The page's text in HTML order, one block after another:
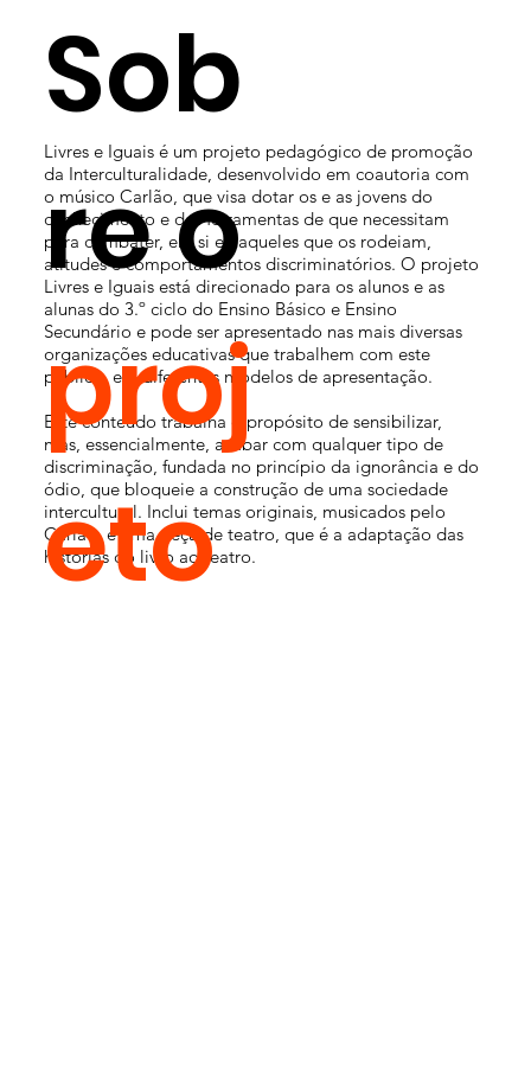
Livres e Iguais é um projeto pedagógico de promoção
da Interculturalidade, desenvolvido em coautoria com
o músico Carlão, que visa dotar os e as jovens do
conhecimento e das ferramentas de que necessitam
para combater, em si e naqueles que os rodeiam,
atitudes e comportamentos discriminatórios. O projeto
Livres e Iguais está direcionado para os alunos e as
alunas do 3.º ciclo do Ensino Básico e Ensino
Secundário e pode ser apresentado nas mais diversas
organizações educativas que trabalhem com este
público, em diferentes modelos de apresentação.
Este conteúdo trabalha o propósito de sensibilizar,
mas, essencialmente, acabar com qualquer tipo de
discriminação, fundada no princípio da ignorância e do
ódio, que bloqueie a construção de uma sociedade
intercultural. Inclui temas originais, musicados pelo
Carlão, e uma peça de teatro, que é a adaptação das
histórias do livro ao teatro.
Sob
re o
proj
eto